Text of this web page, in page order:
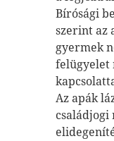
Bírósági
szerint az
gyermek
felügyelet
Az apák
családjogi